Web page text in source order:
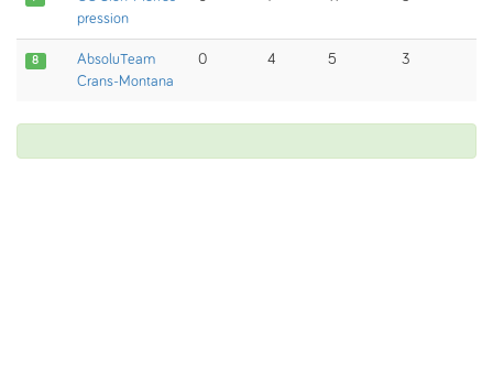
pression
8
AbsoluTeam
Crans-Montana
0 4 5 3